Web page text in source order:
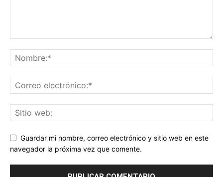
Guardar mi nombre, correo electrónico y sitio web en este
navegador la próxima vez que comente.